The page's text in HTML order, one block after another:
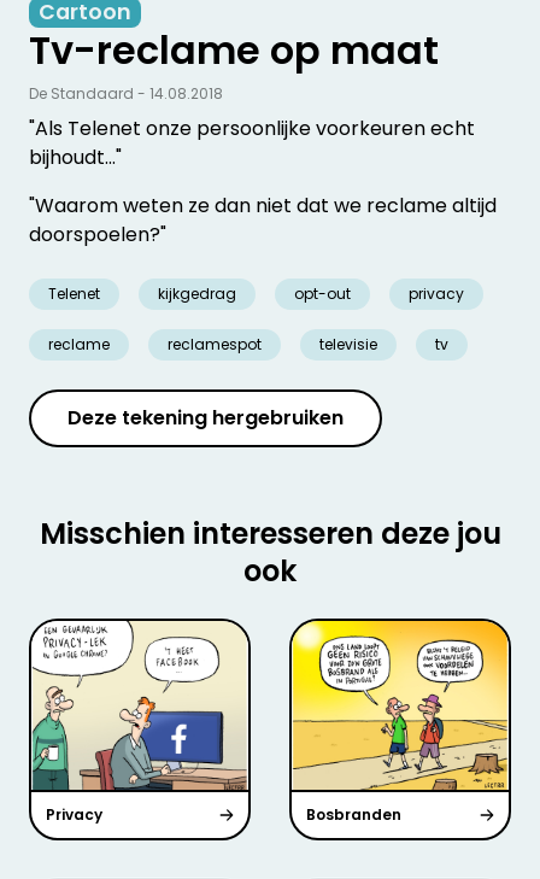
Cartoon
Tv-reclame op maat
"Als Telenet onze persoonlijke voorkeuren echt
bijhoudt..."
"Waarom weten ze dan niet dat we reclame altijd
doorspoelen?"
Telenet kijkgedrag opt-out privacy
reclame reclamespot televisie tv
De Standaard - 14.08.2018
Deze tekening hergebruiken
Misschien interesseren deze jou
ook
Privacy Bosbranden